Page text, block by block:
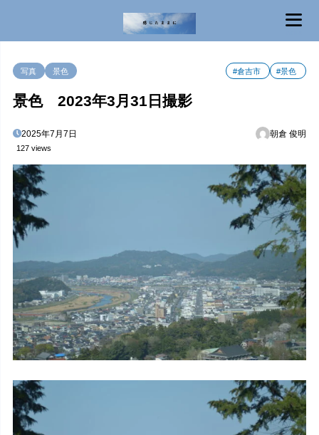
写真 景色 #倉吉市 #景色
景色 2023年3月31日撮影
2025年7月7日 朝倉 俊明
127 views